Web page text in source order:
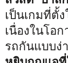
เป็นเกมที่ตั้
เนื่องในโอ
รถกันแบบง่